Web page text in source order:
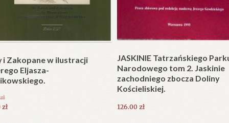
składany). Wydanie
do koszyka
Plakat w wersji składanej.